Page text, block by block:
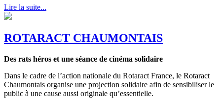
Lire la suite...
ROTARACT CHAUMONTAIS
Des rats héros et une séance de cinéma solidaire
Dans le cadre de l’action nationale du Rotaract France, le Rotaract
Chaumontais organise une projection solidaire afin de sensibiliser le
public à une cause aussi originale qu’essentielle.